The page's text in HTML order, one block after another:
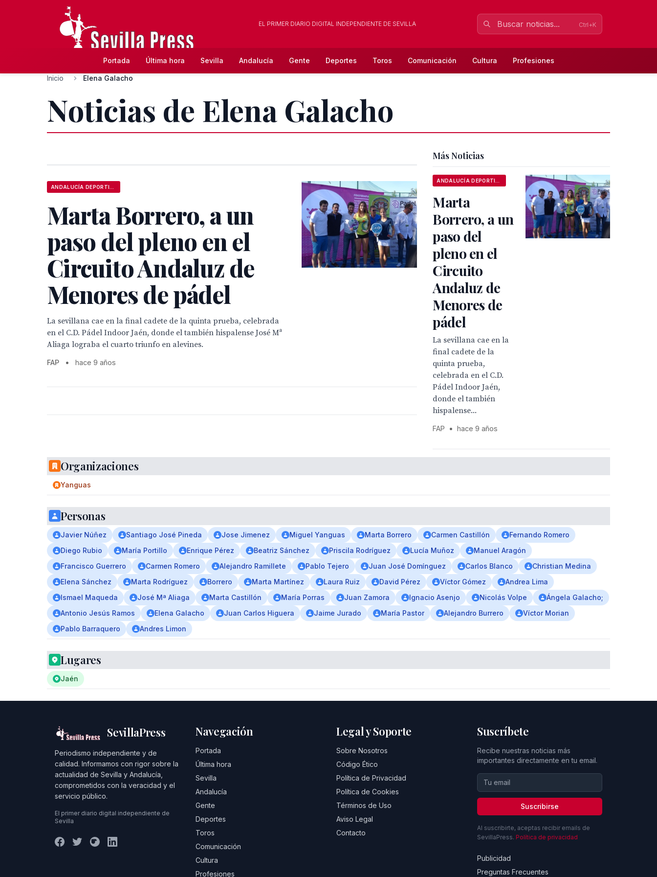
EL PRIMER DIARIO DIGITAL INDEPENDIENTE DE SEVILLA Ctrl+K
Portada Última hora Sevilla Andalucía Gente Deportes Toros Comunicación Cultura Profesiones
Inicio Elena Galacho
Noticias de Elena Galacho
Marta Borrero, a un
paso del pleno en el
Circuito Andaluz de
Menores de pádel
La sevillana cae en la final cadete de la quinta prueba, celebrada
en el C.D. Pádel Indoor Jaén, donde el también hispalense José Mª
Aliaga lograba el cuarto triunfo en alevines.
FAP • hace 9 años
Más Noticias
Marta
Borrero, a un
paso del
pleno en el
Circuito
Andaluz de
Menores de
pádel
La sevillana cae en la
final cadete de la
quinta prueba,
celebrada en el C.D.
Pádel Indoor Jaén,
donde el también
hispalense...
FAP • hace 9 años
Organizaciones
Yanguas
Personas
Javier Núñez Santiago José Pineda Jose Jimenez Miguel Yanguas Marta Borrero Carmen Castillón
Fernando Romero
Diego Rubio
María Portillo Enrique Pérez Beatriz Sánchez Priscila Rodríguez Lucía Muñoz
Manuel Aragón
Francisco Guerrero
Carmen Romero Alejandro Ramillete Pablo Tejero Juan José Domínguez Carlos Blanco
Christian Medina
Elena Sánchez
Marta Rodríguez Borrero Marta Martínez Laura Ruiz David Pérez Víctor Gómez
Andrea Lima
Ismael Maqueda
José Mª Aliaga Marta Castillón María Porras Juan Zamora Ignacio Asenjo Nicolás Volpe
Ángela Galacho;
Antonio Jesús Ramos
Elena Galacho Juan Carlos Higuera Jaime Jurado María Pastor Alejandro Burrero
Víctor Morian
Pablo Barraquero
Andres Limon
Lugares
Jaén
SevillaPress
Periodismo independiente y de
calidad. Informamos con rigor sobre la
actualidad de Sevilla y Andalucía,
comprometidos con la veracidad y el
servicio público.
El primer diario digital independiente de
Sevilla
Navegación
Portada
Última hora
Sevilla
Andalucía
Gente
Deportes
Toros
Comunicación
Cultura
Profesiones
Legal y Soporte
Sobre Nosotros
Código Ético
Política de Privacidad
Política de Cookies
Términos de Uso
Aviso Legal
Contacto
Suscríbete
Recibe nuestras noticias más
importantes directamente en tu email.
Suscribirse
Al suscribirte, aceptas recibir emails de
SevillaPress. Política de privacidad
Publicidad
Preguntas Frecuentes